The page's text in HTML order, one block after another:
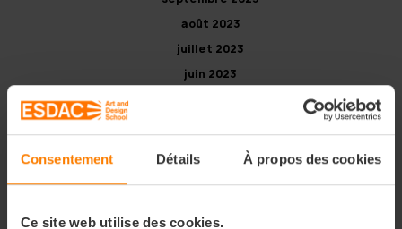
Consentement Détails À propos des cookies
Ce site web utilise des cookies.
août 2023
juillet 2023
juin 2023
novembre 2022